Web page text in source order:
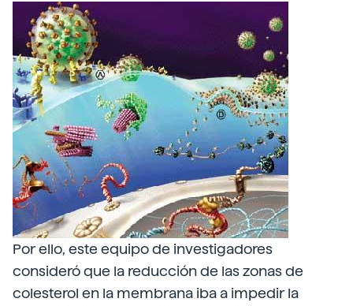
Por ello, este equipo de investigadores
consideró que la reducción de las zonas de
colesterol en la membrana iba a impedir la